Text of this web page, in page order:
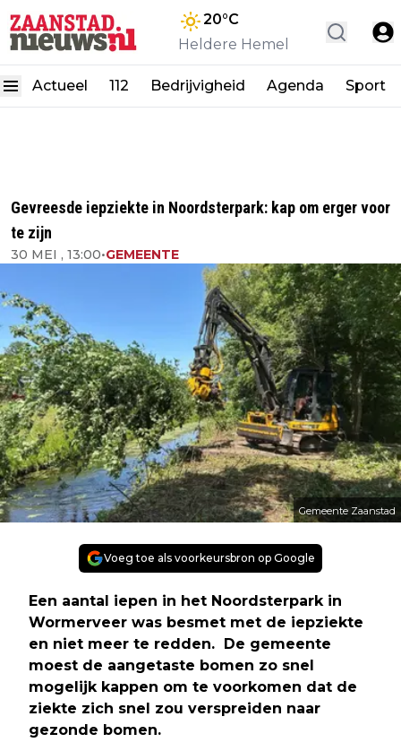
20°C
Heldere Hemel
Actueel 112 Bedrijvigheid Agenda Sport
Gevreesde iepziekte in Noordsterpark: kap om erger voor
te zijn
30 MEI , 13:00•GEMEENTE
Gemeente Zaanstad
Voeg toe als voorkeursbron op Google
Een aantal iepen in het Noordsterpark in
Wormerveer was besmet met de iepziekte
en niet meer te redden. De gemeente
moest de aangetaste bomen zo snel
mogelijk kappen om te voorkomen dat de
ziekte zich snel zou verspreiden naar
gezonde bomen.